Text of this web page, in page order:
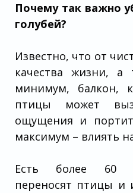
Почему так важно
голубей?
Известно, что от
качества жизни, а
минимум, балкон,
птицы может
ощущения и
максимум – влиять
Есть более 60
переносят птицы и